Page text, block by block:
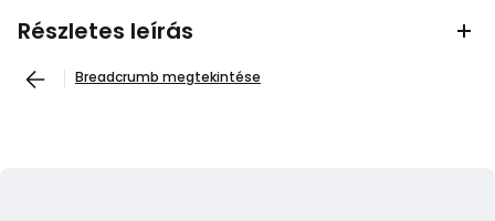
Részletes leírás
Breadcrumb megtekintése